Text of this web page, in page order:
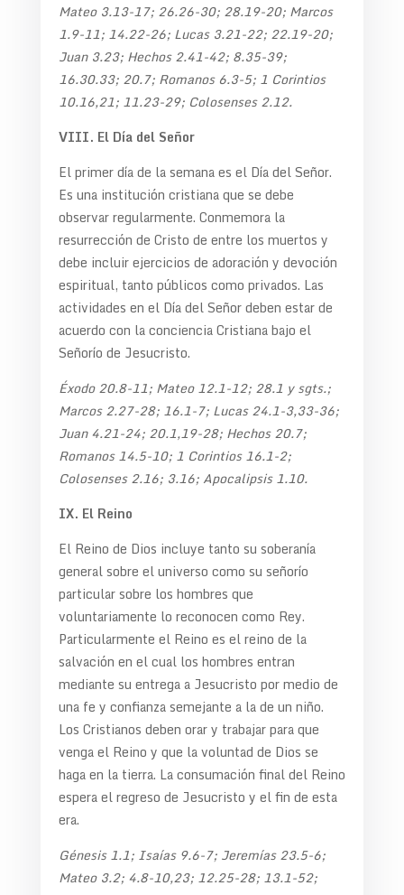
Mateo 3.13-17; 26.26-30; 28.19-20; Marcos
1.9-11; 14.22-26; Lucas 3.21-22; 22.19-20;
Juan 3.23; Hechos 2.41-42; 8.35-39;
16.30.33; 20.7; Romanos 6.3-5; 1 Corintios
10.16,21; 11.23-29; Colosenses 2.12.
VIII. El Día del Señor
El primer día de la semana es el Día del Señor.
Es una institución cristiana que se debe
observar regularmente. Conmemora la
resurrección de Cristo de entre los muertos y
debe incluir ejercicios de adoración y devoción
espiritual, tanto públicos como privados. Las
actividades en el Día del Señor deben estar de
acuerdo con la conciencia Cristiana bajo el
Señorío de Jesucristo.
Éxodo 20.8-11; Mateo 12.1-12; 28.1 y sgts.;
Marcos 2.27-28; 16.1-7; Lucas 24.1-3,33-36;
Juan 4.21-24; 20.1,19-28; Hechos 20.7;
Romanos 14.5-10; 1 Corintios 16.1-2;
Colosenses 2.16; 3.16; Apocalipsis 1.10.
IX. El Reino
El Reino de Dios incluye tanto su soberanía
general sobre el universo como su señorío
particular sobre los hombres que
voluntariamente lo reconocen como Rey.
Particularmente el Reino es el reino de la
salvación en el cual los hombres entran
mediante su entrega a Jesucristo por medio de
una fe y confianza semejante a la de un niño.
Los Cristianos deben orar y trabajar para que
venga el Reino y que la voluntad de Dios se
haga en la tierra. La consumación final del Reino
espera el regreso de Jesucristo y el fin de esta
era.
Génesis 1.1; Isaías 9.6-7; Jeremías 23.5-6;
Mateo 3.2; 4.8-10,23; 12.25-28; 13.1-52;